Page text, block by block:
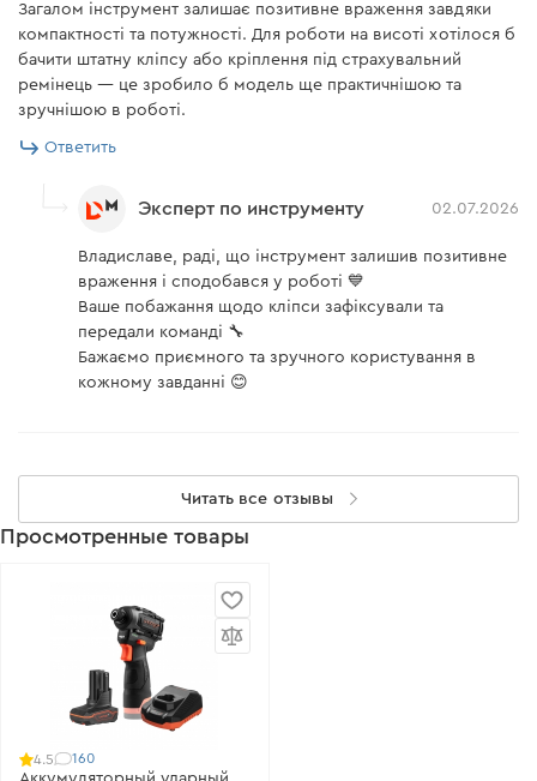
Загалом інструмент залишає позитивне враження завдяки
компактності та потужності. Для роботи на висоті хотілося б
бачити штатну кліпсу або кріплення під страхувальний
ремінець — це зробило б модель ще практичнішою та
зручнішою в роботі.
Ответить
Эксперт по инструменту 02.07.2026
Владиславе, раді, що інструмент залишив позитивне
враження і сподобався у роботі 💙
Ваше побажання щодо кліпси зафіксували та
передали команді 🔧
Бажаємо приємного та зручного користування в
кожному завданні 😊
Читать все отзывы
Просмотренные товары
4.5 160